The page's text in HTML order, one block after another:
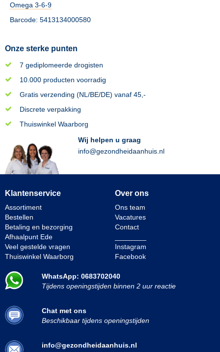
Omega 3-6-9
Barcode: 5413134000580
Onze sterke punten
7 gediplomeerde drogisten
10.000 producten voorradig
Gratis verzending (NL/BE/DE) vanaf 45,-
Discrete verpakking
Thuiswinkel Waarborg
Wij helpen u graag
info@gezondheidaanhuis.nl
Klantenservice
Assortiment
Bestellen
Betaling en bezorging
Afhaalpunt Ede
Veel gestelde vragen
Thuiswinkel Waarborg
Over ons
Ons team
Vacatures
Contact
Instagram
Facebook
WhatsApp: 0683702040
Tijdens openingstijden binnen 2 uur reactie
Chat met ons
Beschikbaar tijdens openingstijden
info@gezondheidaanhuis.nl